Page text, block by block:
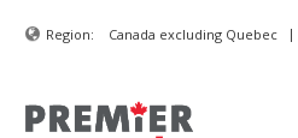
Region: Canada excluding Quebec |